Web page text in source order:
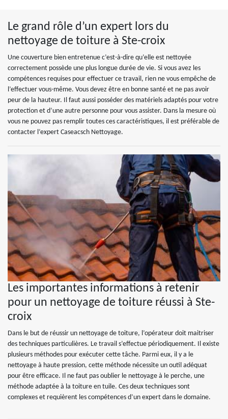
Le grand rôle d’un expert lors du
nettoyage de toiture à Ste-croix
Une couverture bien entretenue c’est-à-dire qu’elle est nettoyée
correctement possède une plus longue durée de vie. Si vous avez les
compétences requises pour effectuer ce travail, rien ne vous empêche de
l’effectuer vous-même. Vous devez être en bonne santé et ne pas avoir
peur de la hauteur. Il faut aussi posséder des matériels adaptés pour votre
protection et d’une autre personne pour vous assister. Dans la mesure où
vous ne pouvez pas remplir toutes ces caractéristiques, il est préférable de
contacter l’expert Caseacsch Nettoyage.
Les importantes informations à retenir
pour un nettoyage de toiture réussi à Ste-
croix
Dans le but de réussir un nettoyage de toiture, l’opérateur doit maitriser
des techniques particulières. Le travail s’effectue périodiquement. Il existe
plusieurs méthodes pour exécuter cette tâche. Parmi eux, il y a le
nettoyage à haute pression, cette méthode nécessite un outil adéquat
pour être efficace. Il ne faut pas oublier le nettoyage à le perche, une
méthode adaptée à la toiture en tuile. Ces deux techniques sont
complexes et requièrent les compétences d’un expert dans le domaine.